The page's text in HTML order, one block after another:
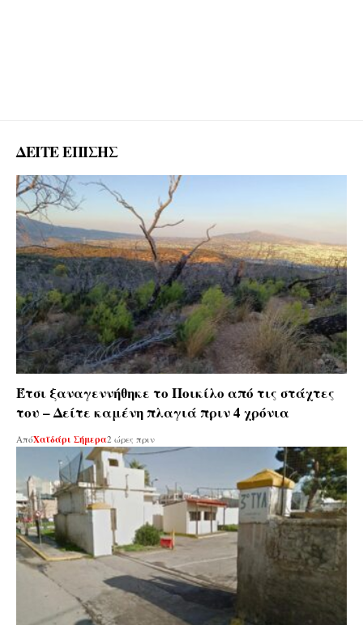
ΔΕΙΤΕ ΕΠΙΣΗΣ
Έτσι ξαναγεννήθηκε το Ποικίλο από τις στάχτες
του – Δείτε καμένη πλαγιά πριν 4 χρόνια
ΑπόΧαϊδάρι Σήμερα2 ώρες πριν